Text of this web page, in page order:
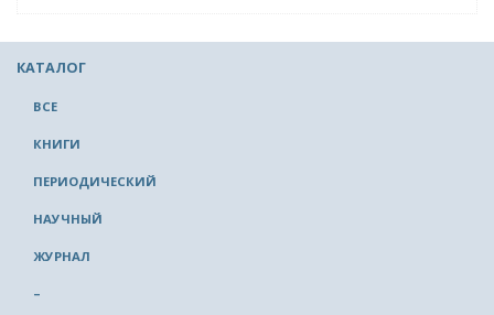
КАТАЛОГ
ВСЕ
КНИГИ
ПЕРИОДИЧЕСКИЙ
НАУЧНЫЙ
ЖУРНАЛ
–